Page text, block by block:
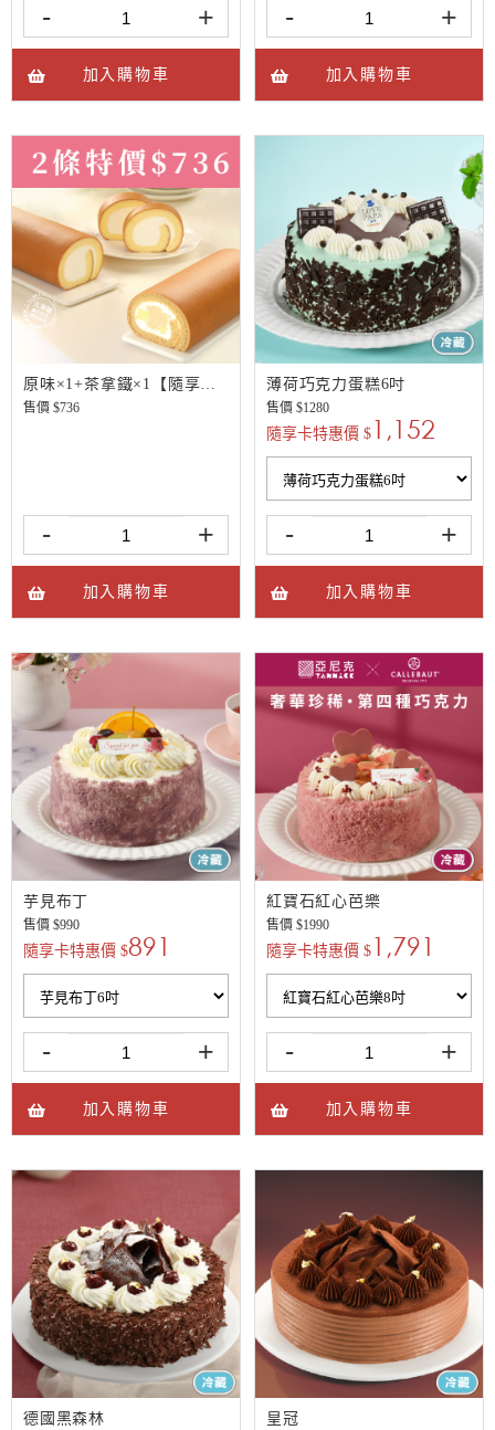
- +
加入購物車
- +
加入購物車
原味×1+茶拿鐵×1【隨享卡好康】
售價 $736
- +
加入購物車
薄荷巧克力蛋糕6吋
售價 $1280
隨享卡特惠價 $ 1,152
- +
加入購物車
芋見布丁
售價 $990
隨享卡特惠價 $891
- +
加入購物車
紅寶石紅心芭樂
售價 $1990
隨享卡特惠價 $ 1,791
- +
加入購物車
德國黑森林 皇冠